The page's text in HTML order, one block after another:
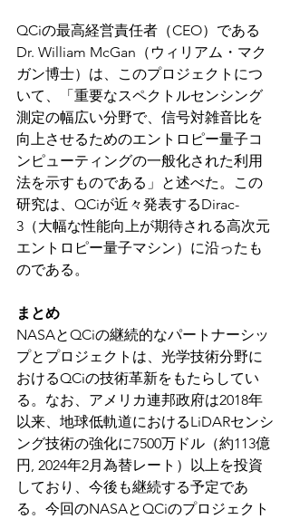
QCiの最高経営責任者（CEO）である
Dr. William McGan（ウィリアム・マク
ガン博士）は、このプロジェクトにつ
いて、「重要なスペクトルセンシング
測定の幅広い分野で、信号対雑音比を
向上させるためのエントロピー量子コ
ンピューティングの一般化された利用
法を示すものである」と述べた。この
研究は、QCiが近々発表するDirac-
3（大幅な性能向上が期待される高次元
エントロピー量子マシン）に沿ったも
のである。
まとめ
NASAとQCiの継続的なパートナーシッ
プとプロジェクトは、光学技術分野に
おけるQCiの技術革新をもたらしてい
る。なお、アメリカ連邦政府は2018年
以来、地球低軌道におけるLiDARセンシ
ング技術の強化に7500万ドル（約113億
円, 2024年2月為替レート）以上を投資
しており、今後も継続する予定であ
る。今回のNASAとQCiのプロジェクト